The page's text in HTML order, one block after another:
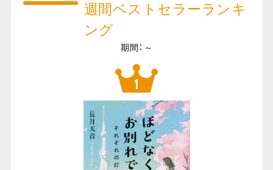
週間ベストセラーランキ
ング
期間：～